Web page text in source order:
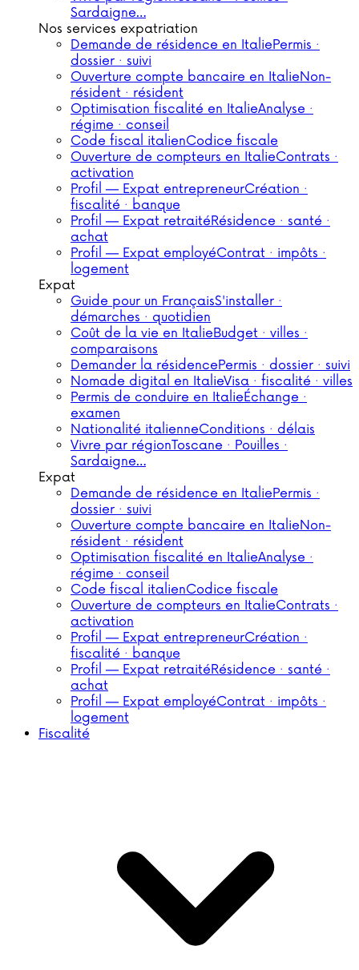
Sardaigne…
Nos services expatriation
Demande de résidence en ItaliePermis ·
dossier · suivi
Ouverture compte bancaire en ItalieNon-
résident · résident
Optimisation fiscalité en ItalieAnalyse ·
régime · conseil
Code fiscal italienCodice fiscale
Ouverture de compteurs en ItalieContrats ·
activation
Profil — Expat entrepreneurCréation ·
fiscalité · banque
Profil — Expat retraitéRésidence · santé ·
achat
Profil — Expat employéContrat · impôts ·
logement
Expat
Guide pour un FrançaisS'installer ·
démarches · quotidien
Coût de la vie en ItalieBudget · villes ·
comparaisons
Demander la résidencePermis · dossier · suivi
Nomade digital en ItalieVisa · fiscalité · villes
Permis de conduire en ItalieÉchange ·
examen
Nationalité italienneConditions · délais
Vivre par régionToscane · Pouilles ·
Sardaigne…
Expat
Demande de résidence en ItaliePermis ·
dossier · suivi
Ouverture compte bancaire en ItalieNon-
résident · résident
Optimisation fiscalité en ItalieAnalyse ·
régime · conseil
Code fiscal italienCodice fiscale
Ouverture de compteurs en ItalieContrats ·
activation
Profil — Expat entrepreneurCréation ·
fiscalité · banque
Profil — Expat retraitéRésidence · santé ·
achat
Profil — Expat employéContrat · impôts ·
logement
Fiscalité